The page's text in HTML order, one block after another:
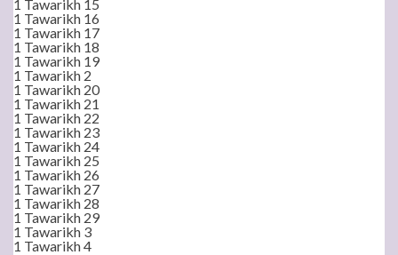
1 Tawarikh 15
1 Tawarikh 16
1 Tawarikh 17
1 Tawarikh 18
1 Tawarikh 19
1 Tawarikh 2
1 Tawarikh 20
1 Tawarikh 21
1 Tawarikh 22
1 Tawarikh 23
1 Tawarikh 24
1 Tawarikh 25
1 Tawarikh 26
1 Tawarikh 27
1 Tawarikh 28
1 Tawarikh 29
1 Tawarikh 3
1 Tawarikh 4